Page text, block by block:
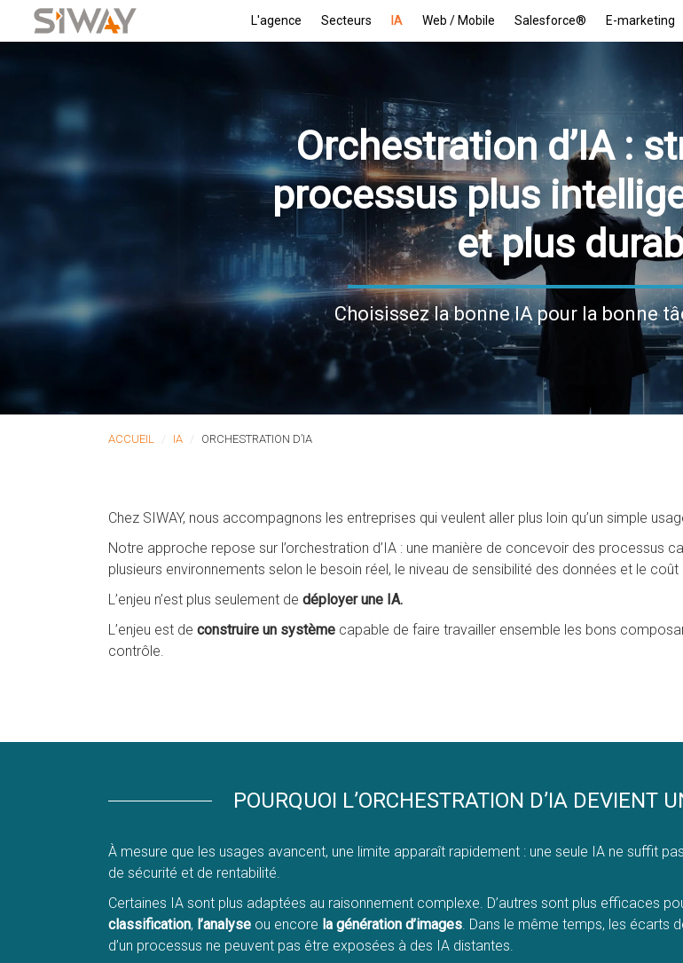
L'agence Secteurs IA Web / Mobile Salesforce® E-marketing
Orchestration d’IA :
processus plus
et plus
Choisissez la bonne IA pour la bonne
ACCUEIL IA ORCHESTRATION D’IA
Chez SIWAY, nous accompagnons les entreprises qui veulent aller plus loin qu’un simple
Notre approche repose sur l’orchestration d’IA : une manière de concevoir des processus
plusieurs environnements selon le besoin réel, le niveau de sensibilité des données et le
L’enjeu n’est plus seulement de déployer une IA.
L’enjeu est de construire un système capable de faire travailler ensemble les bons
contrôle.
POURQUOI L’ORCHESTRATION D’IA DEVIENT
À mesure que les usages avancent, une limite apparaît rapidement : une seule IA ne suffit
de sécurité et de rentabilité.
Certaines IA sont plus adaptées au raisonnement complexe. D’autres sont plus efficaces
classification, l’analyse ou encore la génération d’images. Dans le même temps, les écarts
d’un processus ne peuvent pas être exposées à des IA distantes.